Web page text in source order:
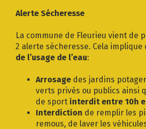
Alerte Sécheresse
La commune de Fleurieu vient de
2 alerte sécheresse. Cela implique
de l’usage de l’eau:
Arrosage des jardins
verts privés ou publics ainsi
de sport interdit entre 10h
Interdiction de remplir les
remous, de laver les